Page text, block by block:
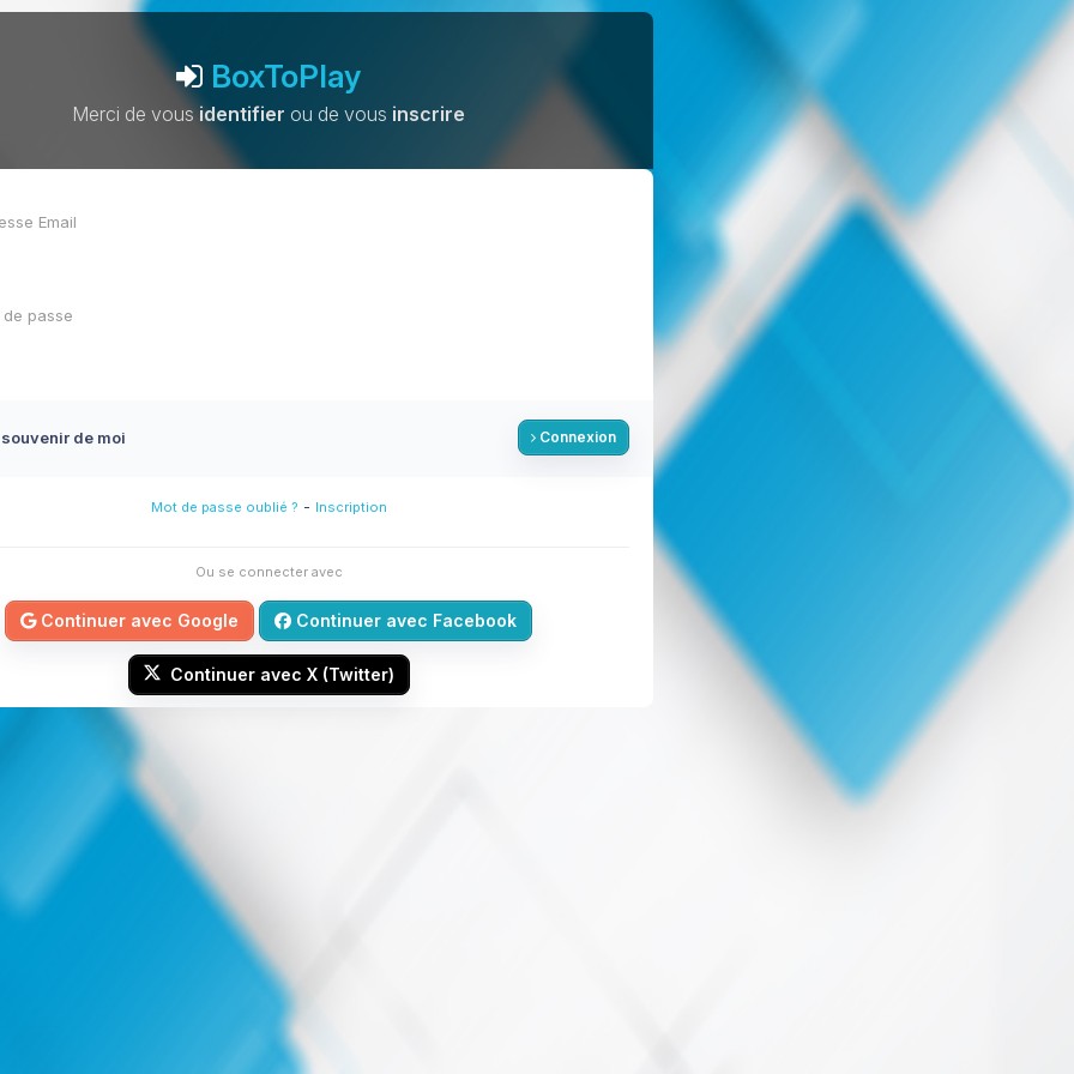
BoxToPlay
Merci de vousidentifier ou de vous inscrire
de moi Connexion
Mot de passe oublié ? - Inscription
Ou se connecter avec
Continuer avec Google Continuer avec Facebook
Continuer avec X (Twitter)